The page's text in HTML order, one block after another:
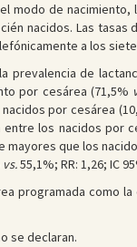
el modo de nacimiento,
nacidos. Las tasas
a los
prevalencia de
por cesárea (71,5%
por cesárea
los nacidos por
mayores que los
vs.55,1%; RR: 1,26; IC
programada como la
se declaran.